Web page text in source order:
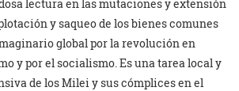
lectura en las mutaciones y extensión
y saqueo de los bienes comunes
global por la revolución en
y por el socialismo. Es una tarea local y
de los Milei y sus cómplices en el